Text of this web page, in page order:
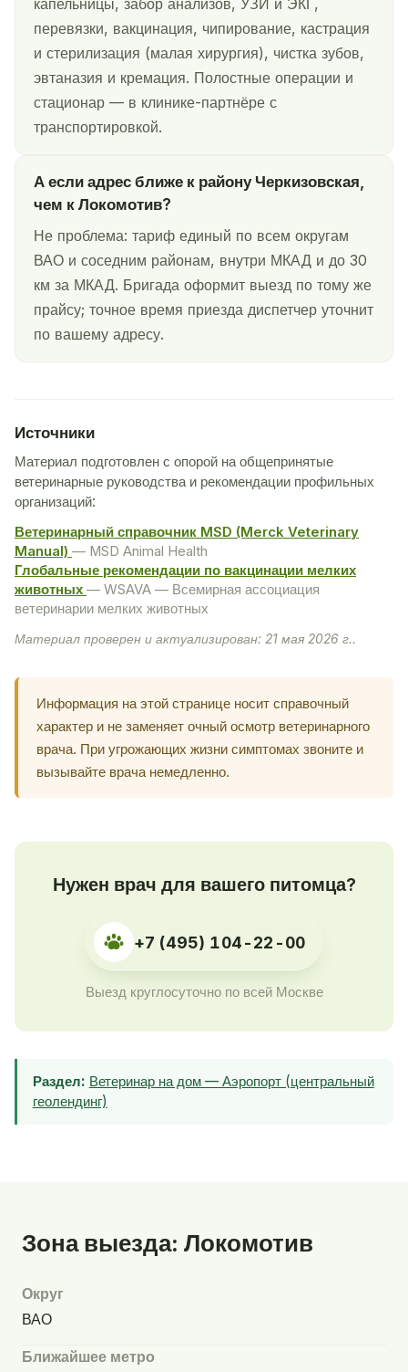
капельницы, забор анализов, УЗИ и ЭКГ,
перевязки, вакцинация, чипирование, кастрация
и стерилизация (малая хирургия), чистка зубов,
эвтаназия и кремация. Полостные операции и
стационар — в клинике-партнёре с
транспортировкой.
А если адрес ближе к району Черкизовская,
чем к Локомотив?
Не проблема: тариф единый по всем округам
ВАО и соседним районам, внутри МКАД и до 30
км за МКАД. Бригада оформит выезд по тому же
прайсу; точное время приезда диспетчер уточнит
по вашему адресу.
Источники
Материал подготовлен с опорой на общепринятые
ветеринарные руководства и рекомендации профильных
организаций:
Ветеринарный справочник MSD (Merck Veterinary
Manual) — MSD Animal Health
Глобальные рекомендации по вакцинации мелких
животных — WSAVA — Всемирная ассоциация
ветеринарии мелких животных
Материал проверен и актуализирован: 21 мая 2026 г..
Информация на этой странице носит справочный
характер и не заменяет очный осмотр ветеринарного
врача. При угрожающих жизни симптомах звоните и
вызывайте врача немедленно.
Нужен врач для вашего питомца?
+7 (495) 104-22-00
Выезд круглосуточно по всей Москве
Раздел: Ветеринар на дом — Аэропорт (центральный
геолендинг)
Зона выезда: Локомотив
Округ
ВАО
Ближайшее метро